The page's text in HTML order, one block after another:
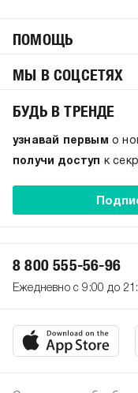
ПОМОЩЬ
МЫ В СОЦСЕТЯХ
БУДЬ В ТРЕНДЕ
узнавай первым о
получи доступ
к
8 800 555-56-96
Ежедневно с 9:00 до